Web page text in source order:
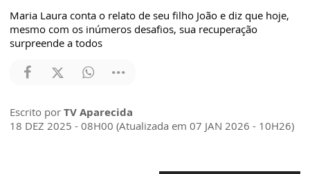
Maria Laura conta o relato de seu filho João e diz que hoje,
mesmo com os inúmeros desafios, sua recuperação
surpreende a todos
Escrito por TV Aparecida
18 DEZ 2025 - 08H00 (Atualizada em 07 JAN 2026 - 10H26)